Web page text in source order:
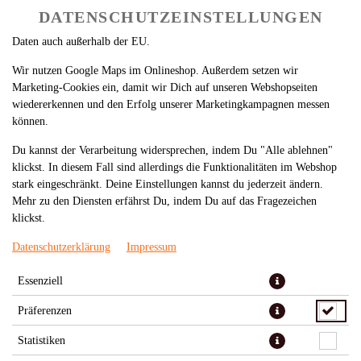
BUFFALO 300 G
DATENSCHUTZEINSTELLUNGEN
Weiterverarbeitung weitergegeben werden. Einige Anbieter übermitteln
Daten auch außerhalb der EU.
Wir nutzen Google Maps im Onlineshop. Außerdem setzen wir
Marketing-Cookies ein, damit wir Dich auf unseren Webshopseiten
wiedererkennen und den Erfolg unserer Marketingkampagnen messen
können.
Du kannst der Verarbeitung widersprechen, indem Du "Alle ablehnen"
klickst. In diesem Fall sind allerdings die Funktionalitäten im Webshop
stark eingeschränkt. Deine Einstellungen kannst du jederzeit ändern.
Mehr zu den Diensten erfährst Du, indem Du auf das Fragezeichen
klickst.
Datenschutzerklärung Impressum
Essenziell
Präferenzen
Statistiken